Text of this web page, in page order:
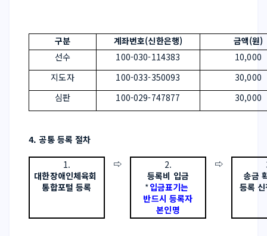
구분 계좌번호(신한은행)
금액(원)
선수
100-030-114383
10,000
지도자
100-033-350093
30,000
심판
100-029-747877 30,000
4. 공통 등록 절차
1.
대한장애인체육회
통합포털 등록
⇨
2.
등록비 입금
*입금표기는
반드시 등록자
본인명
⇨
송금
등록